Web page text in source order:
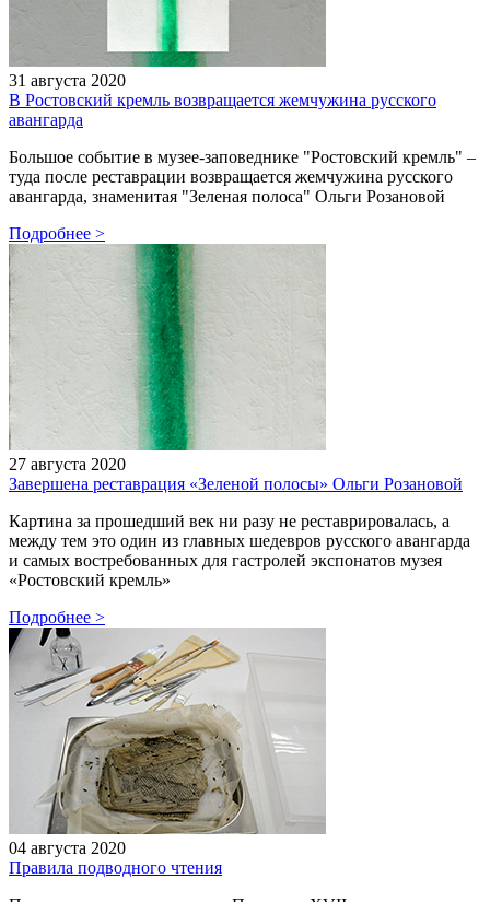
31 августа 2020
В Ростовский кремль возвращается жемчужина русского
авангарда
Большое событие в музее-заповеднике "Ростовский кремль" –
туда после реставрации возвращается жемчужина русского
авангарда, знаменитая "Зеленая полоса" Ольги Розановой
Подробнее >
27 августа 2020
Завершена реставрация «Зеленой полосы» Ольги Розановой
Картина за прошедший век ни разу не реставрировалась, а
между тем это один из главных шедевров русского авангарда
и самых востребованных для гастролей экспонатов музея
«Ростовский кремль»
Подробнее >
04 августа 2020
Правила подводного чтения